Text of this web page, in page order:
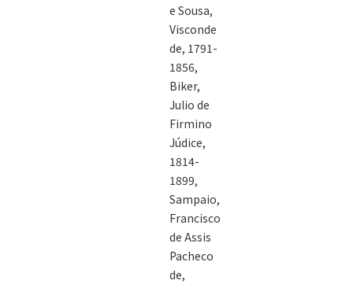
e Sousa,
Visconde
de, 1791-
1856,
Biker,
Julio de
Firmino
Júdice,
1814-
1899,
Sampaio,
Francisco
de Assis
Pacheco
de,